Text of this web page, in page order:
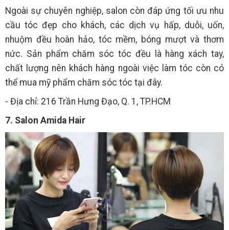
Ngoài sự chuyên nghiệp, salon còn đáp ứng tối ưu nhu
cầu tóc đẹp cho khách, các dịch vụ hấp, duỗi, uốn,
nhuộm đều hoàn hảo, tóc mềm, bóng mượt và thơm
nức. Sản phẩm chăm sóc tóc đều là hàng xách tay,
chất lượng nên khách hàng ngoài việc làm tóc còn có
thể mua mỹ phẩm chăm sóc tóc tại đây.
- Địa chỉ: 216 Trần Hưng Đạo, Q. 1, TP.HCM
7. Salon Amida Hair